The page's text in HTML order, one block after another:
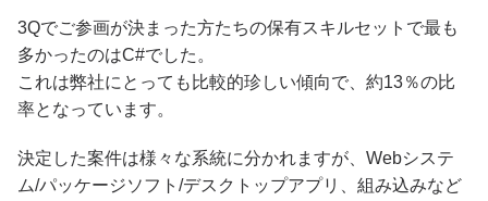
3Qでご参画が決まった方たちの保有スキルセットで最も
多かったのはC#でした。
これは弊社にとっても比較的珍しい傾向で、約13％の比
率となっています。
決定した案件は様々な系統に分かれますが、Webシステ
ム/パッケージソフト/デスクトップアプリ、組み込みなど